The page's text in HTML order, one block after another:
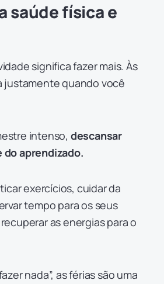
saúde física e
significa fazer mais. Às
justamente quando você
intenso, descansar
aprendizado.
exercícios, cuidar da
tempo para os seus
as energias para o
nada”, as férias são uma